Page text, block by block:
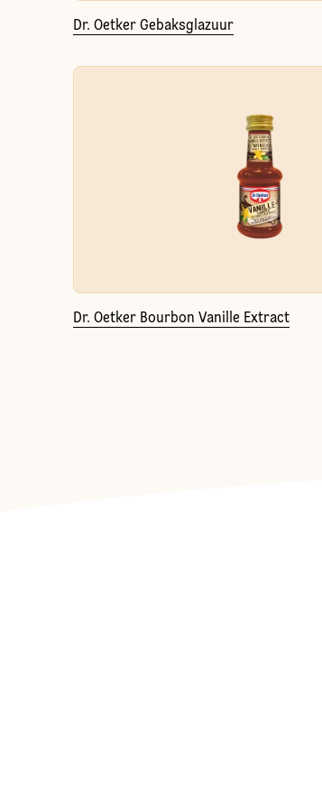
Dr. Oetker Gebaksglazuur
Dr. Oetker Bourbon Vanille Extract